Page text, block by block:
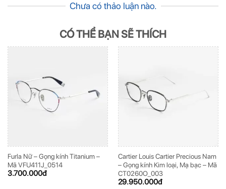
Chưa có thảo luận nào.
CÓ THỂ BẠN SẼ THÍCH
Furla Nữ – Gọng kính Titanium –
Mã VFU411J_0514
3.700.000đ
Cartier Louis Cartier Precious Nam
– Gọng kính Kim loại, Mạ bạc – Mã
CT0260O_003
29.950.000đ